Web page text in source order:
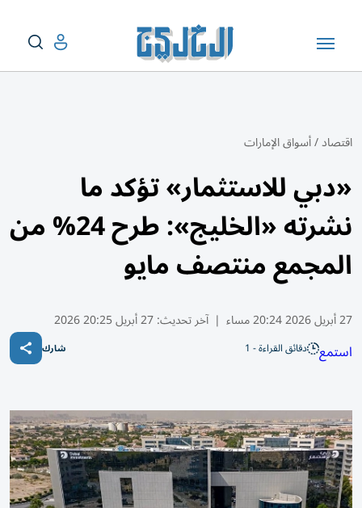
اقتصاد/أسواق الإمارات
«دبي للاستثمار» تؤكد ما
نشرته «الخليج»: طرح 24% من
المجمع منتصف مايو
27 أبريل 2026 20:24 مساء | آخر تحديث:27 أبريل 20:25 2026
استمع دقائق القراءة - 1 شارك